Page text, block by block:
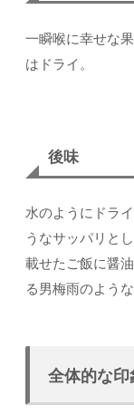
一瞬喉に幸せな
はドライ。
後味
水のようにドラ
うなサッパリと
載せたご飯に醤
る男梅雨のような
全体的な印